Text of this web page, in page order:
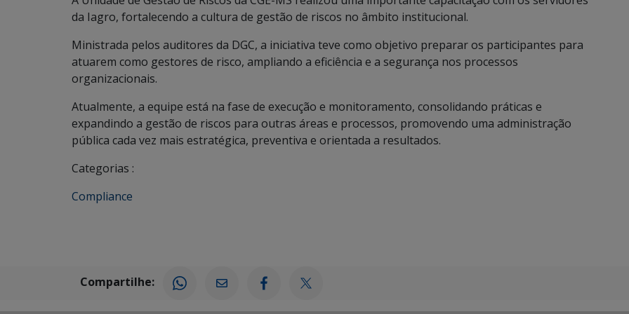
da Iagro, fortalecendo a cultura de gestão de riscos no âmbito institucional.
Ministrada pelos auditores da DGC, a iniciativa teve como objetivo preparar os participantes para
atuarem como gestores de risco, ampliando a eficiência e a segurança nos processos
organizacionais.
Atualmente, a equipe está na fase de execução e monitoramento, consolidando práticas e
expandindo a gestão de riscos para outras áreas e processos, promovendo uma administração
pública cada vez mais estratégica, preventiva e orientada a resultados.
Categorias :
Compliance
Compartilhe: